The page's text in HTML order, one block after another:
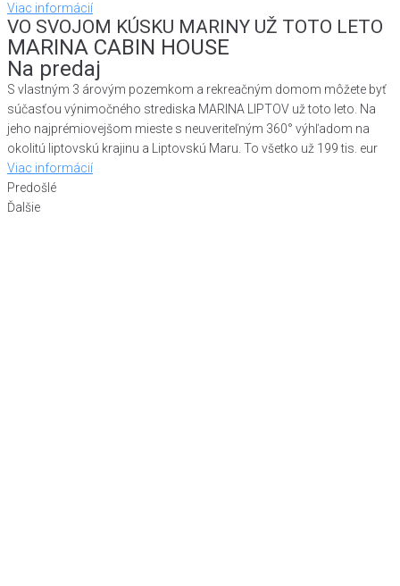
Viac informácií
VO SVOJOM KÚSKU MARINY UŽ TOTO LETO
MARINA CABIN HOUSE
Na predaj
S vlastným 3 árovým pozemkom a rekreačným domom môžete byť
súčasťou výnimočného strediska MARINA LIPTOV už toto leto. Na
jeho najprémiovejšom mieste s neuveriteľným 360° výhľadom na
okolitú liptovskú krajinu a Liptovskú Maru. To všetko už 199 tis. eur
Viac informácií
Predošlé
Ďalšie